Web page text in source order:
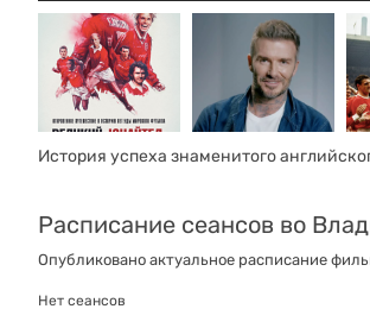
История успеха знаменитого
Расписание сеансов во
Опубликовано актуальное расписание
Нет сеансов